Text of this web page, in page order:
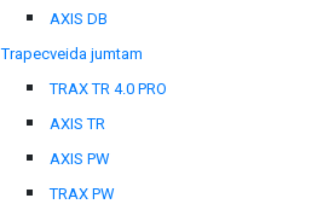
AXIS DB
Trapecveida jumtam
TRAX TR 4.0 PRO
AXIS TR
AXIS PW
TRAX PW